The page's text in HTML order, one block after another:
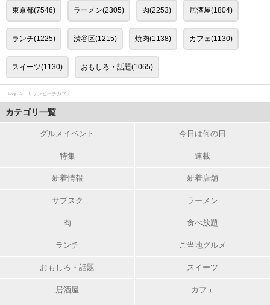
東京都(7546) ラーメン(2305) 肉(2253) 居酒屋(1804)
ランチ(1225) 渋谷区(1215) 焼肉(1138) カフェ(1130)
スイーツ(1130) おもしろ・話題(1065)
favy サザンビーチカフェ
カテゴリ一覧
グルメイベント 今日は何の日
特集 連載
新着情報 新着店舗
サブスク ラーメン
肉 食べ放題
ランチ ご当地グルメ
おもしろ・話題 スイーツ
居酒屋 カフェ